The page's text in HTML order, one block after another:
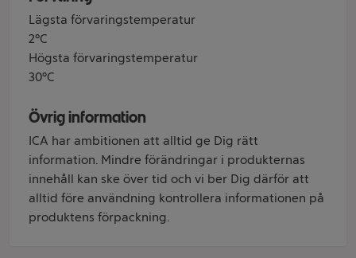
Lägsta förvaringstemperatur
2°C
Högsta förvaringstemperatur
30°C
Övrig information
ICA har ambitionen att alltid ge Dig rätt
information. Mindre förändringar i produkternas
innehåll kan ske över tid och vi ber Dig därför att
alltid före användning kontrollera informationen på
produktens förpackning.